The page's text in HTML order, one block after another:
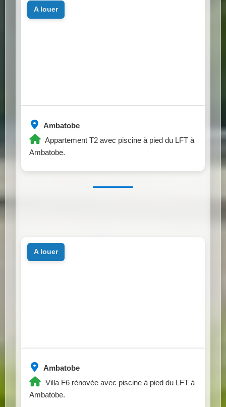
Ambatobe
Appartement T2 avec piscine à pied du LFT à
Ambatobe.
a louer
Ambatobe
Villa F6 rénovée avec piscine à pied du LFT à
Ambatobe.
a louer